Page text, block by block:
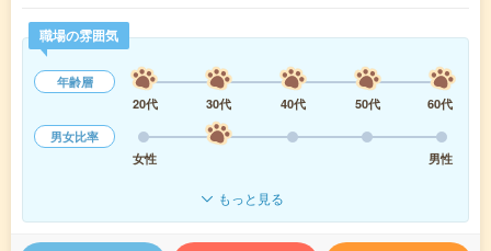
職場の雰囲気
年齢層
20代
30代 40代 50代
60代
男女比率
女性
男性
もっと見る